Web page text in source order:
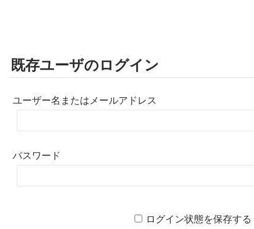
既存ユーザのログイン
ユーザー名またはメールアドレス
パスワード
ログイン状態を保存する